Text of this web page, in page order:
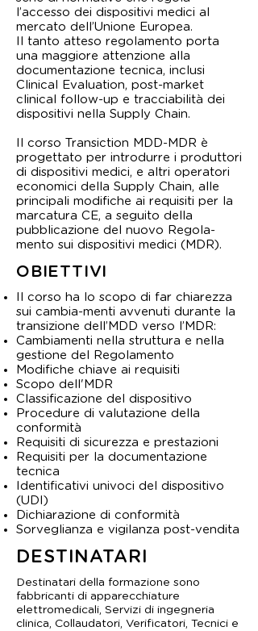
l’accesso dei dispositivi medici al
mercato dell’Unione Europea.
Il tanto atteso regolamento porta
una maggiore attenzione alla
documentazione tecnica, inclusi
Clinical Evaluation, post-market
clinical follow-up e tracciabilità dei
dispositivi nella Supply Chain.
Il corso Transiction MDD-MDR è
progettato per introdurre i produttori
di dispositivi medici, e altri operatori
economici della Supply Chain, alle
principali modifiche ai requisiti per la
marcatura CE, a seguito della
pubblicazione del nuovo Regola-
mento sui dispositivi medici (MDR).
OBIETTIVI
Il corso ha lo scopo di far chiarezza
sui cambia-menti avvenuti durante la
transizione dell’MDD verso l’MDR:
Cambiamenti nella struttura e nella
gestione del Regolamento
Modifiche chiave ai requisiti
Scopo dell'MDR
Classificazione del dispositivo
Procedure di valutazione della
conformità
Requisiti di sicurezza e prestazioni
Requisiti per la documentazione
tecnica
Identificativi univoci del dispositivo
(UDI)
Dichiarazione di conformità
Sorveglianza e vigilanza post-vendita
DESTINATARI
Destinatari della formazione sono
fabbricanti di apparecchiature
elettromedicali, Servizi di ingegneria
clinica, Collaudatori, Verificatori, Tecnici e